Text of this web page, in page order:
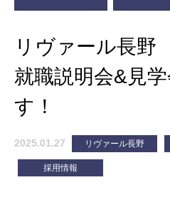
リヴァール長
就職説明会&見
す！
2025.01.27 リヴァール長野
採用情報